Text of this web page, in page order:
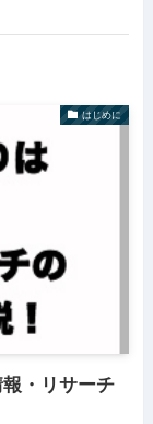
はじめに
・リサーチ